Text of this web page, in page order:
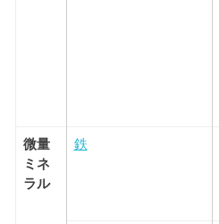
微量
ミネ
ラル
鉄